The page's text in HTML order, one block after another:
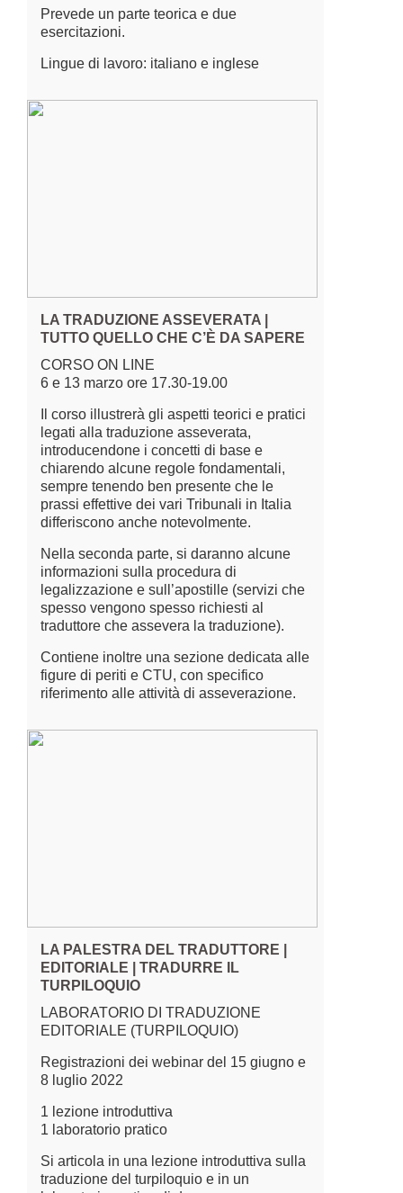
Prevede un parte teorica e due
esercitazioni.
Lingue di lavoro: italiano e inglese
LA TRADUZIONE ASSEVERATA |
TUTTO QUELLO CHE C’È DA SAPERE
CORSO ON LINE
6 e 13 marzo ore 17.30-19.00
Il corso illustrerà gli aspetti teorici e pratici
legati alla traduzione asseverata,
introducendone i concetti di base e
chiarendo alcune regole fondamentali,
sempre tenendo ben presente che le
prassi effettive dei vari Tribunali in Italia
differiscono anche notevolmente.
Nella seconda parte, si daranno alcune
informazioni sulla procedura di
legalizzazione e sull’apostille (servizi che
spesso vengono spesso richiesti al
traduttore che assevera la traduzione).
Contiene inoltre una sezione dedicata alle
figure di periti e CTU, con specifico
riferimento alle attività di asseverazione.
LA PALESTRA DEL TRADUTTORE |
EDITORIALE | TRADURRE IL
TURPILOQUIO
LABORATORIO DI TRADUZIONE
EDITORIALE (TURPILOQUIO)
Registrazioni dei webinar del 15 giugno e
8 luglio 2022
1 lezione introduttiva
1 laboratorio pratico
Si articola in una lezione introduttiva sulla
traduzione del turpiloquio e in un